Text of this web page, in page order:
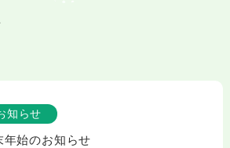
知らせ
年始のお知らせ